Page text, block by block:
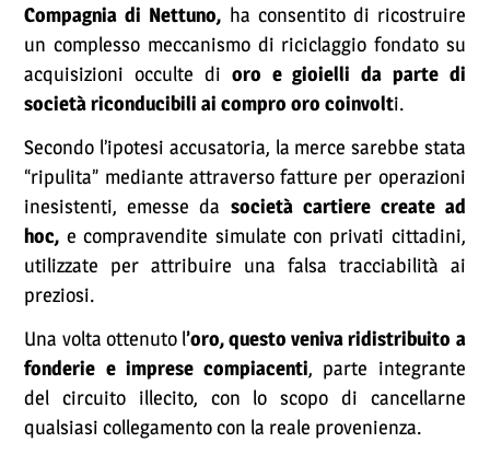
Compagnia di Nettuno, ha consentito di ricostruire
un complesso meccanismo di riciclaggio fondato su
acquisizioni occulte di oro e gioielli da parte di
società riconducibili ai compro oro coinvolti.
Secondo l’ipotesi accusatoria, la merce sarebbe stata
“ripulita” mediante attraverso fatture per operazioni
inesistenti, emesse da società cartiere create ad
hoc, e compravendite simulate con privati cittadini,
utilizzate per attribuire una falsa tracciabilità ai
preziosi.
Una volta ottenuto l’oro, questo veniva ridistribuito a
fonderie e imprese compiacenti, parte integrante
del circuito illecito, con lo scopo di cancellarne
qualsiasi collegamento con la reale provenienza.